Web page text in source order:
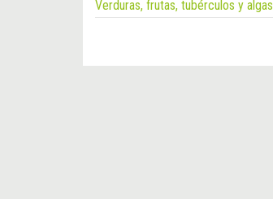
Verduras, frutas, tubérculos y algas